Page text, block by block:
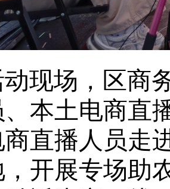
现场，区商
、本土电商直
直播人员走
开展专场助